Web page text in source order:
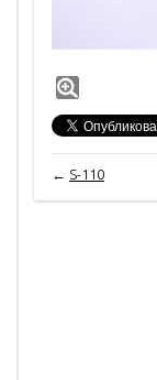
← S-110